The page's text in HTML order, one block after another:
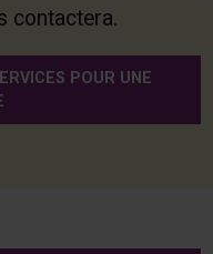
contactera.
POUR UNE